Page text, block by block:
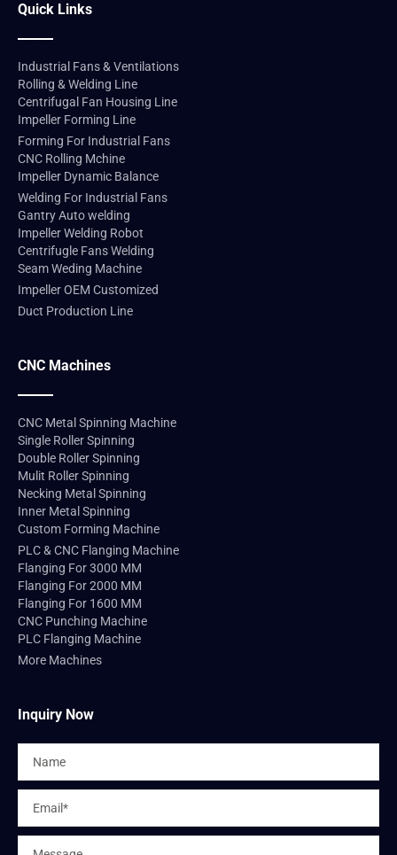
Quick Links
Industrial Fans & Ventilations
Rolling & Welding Line
Centrifugal Fan Housing Line
Impeller Forming Line
Forming For Industrial Fans
CNC Rolling Mchine
Impeller Dynamic Balance
Welding For Industrial Fans
Gantry Auto welding
Impeller Welding Robot
Centrifugle Fans Welding
Seam Weding Machine
Impeller OEM Customized
Duct Production Line
CNC Machines
CNC Metal Spinning Machine
Single Roller Spinning
Double Roller Spinning
Mulit Roller Spinning
Necking Metal Spinning
Inner Metal Spinning
Custom Forming Machine
PLC & CNC Flanging Machine
Flanging For 3000 MM
Flanging For 2000 MM
Flanging For 1600 MM
CNC Punching Machine
PLC Flanging Machine
More Machines
Inquiry Now